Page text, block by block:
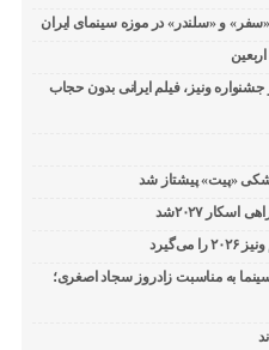
و «سلندر» در موزه سینمای ایران
جشنواره ونیز، فیلم ایرانی بدون حجاب
۲۰۲۷شد
به مناسبت زادروز سجاد اصغری؛